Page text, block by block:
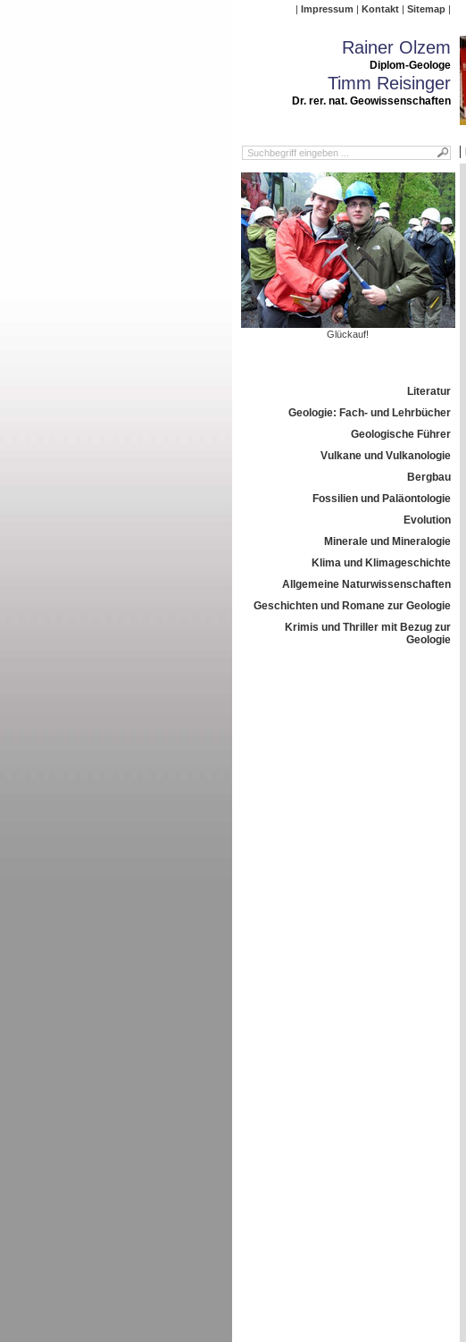
Impressum Kontakt Sitemap
Rainer Olzem
Diplom-Geologe
Timm Reisinger
Dr. rer. nat. Geowissenschaften
Glückauf!
Literatur
Geologie: Fach- und Lehrbücher
Geologische Führer
Vulkane und Vulkanologie
Bergbau
Fossilien und Paläontologie
Evolution
Minerale und Mineralogie
Klima und Klimageschichte
Allgemeine Naturwissenschaften
Geschichten und Romane zur Geologie
Krimis und Thriller mit Bezug zur
Geologie